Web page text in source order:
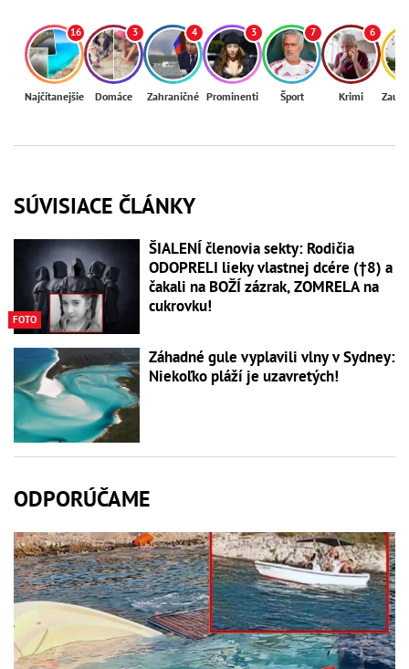
16
Najčítanejšie
3
Domáce
4
Zahraničné
3
Prominenti
7
Šport
6
Krimi
SÚVISIACE ČLÁNKY
FOTO
ŠIALENÍ členovia sekty: Rodičia
ODOPRELI lieky vlastnej dcére (†8) a
čakali na BOŽÍ zázrak, ZOMRELA na
cukrovku!
Záhadné gule vyplavili vlny v Sydney:
Niekoľko pláží je uzavretých!
ODPORÚČAME